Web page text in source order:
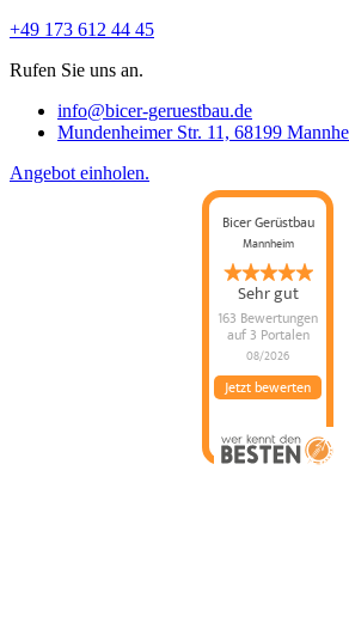
+49 173 612 44 45
Rufen Sie uns an.
info@bicer-geruestbau.de
Mundenheimer Str. 11, 68199
Angebot einholen.
Bicer Gerüstbau
Mannheim
Sehr gut
163 Bewertungen
auf 3 Portalen
08/2026
Jetzt bewerten
Bicer Gerüstbau hat
4.98von 5Sternen |